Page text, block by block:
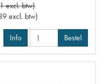
excl. btw)
excl. btw)
Info Bestel